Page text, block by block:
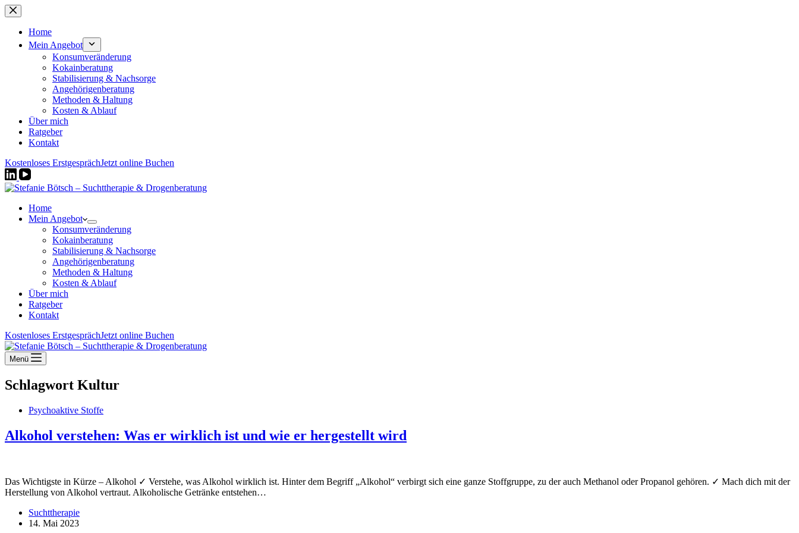
Zum
Inhalt
springenHome
Mein Angebot
Konsumveränderung
Kokainberatung
Stabilisierung & Nachsorge
Angehörigenberatung
Methoden & Haltung
Kosten & Ablauf
Über mich
Ratgeber
Kontakt
Kostenloses ErstgesprächJetzt online Buchen
Home
Mein Angebot
Konsumveränderung
Kokainberatung
Stabilisierung & Nachsorge
Angehörigenberatung
Methoden & Haltung
Kosten & Ablauf
Über mich
Ratgeber
Kontakt
Kostenloses ErstgesprächJetzt online Buchen
Menü
Schlagwort Kultur
Psychoaktive Stoffe
Alkohol verstehen: Was er wirklich ist und wie er hergestellt wird
Das Wichtigste in Kürze – Alkohol ✓ Verstehe, was Alkohol wirklich ist. Hinter dem Begriff „Alkohol“ verbirgt sich eine ganze Stoffgruppe, zu der auch Methanol oder Propanol gehören. ✓ Mach dich mit der
Herstellung von Alkohol vertraut. Alkoholische Getränke entstehen…
Suchttherapie
14. Mai 2023